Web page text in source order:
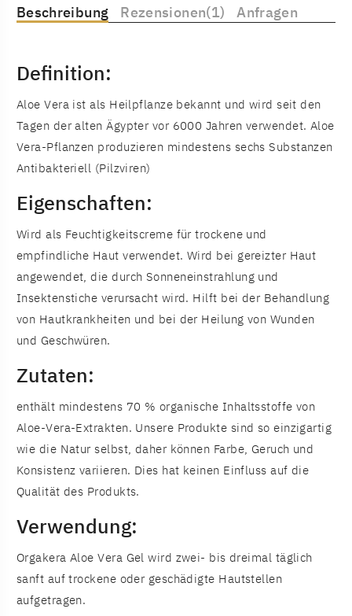
Beschreibung Rezensionen(1) Anfragen
Definition:
Aloe Vera ist als Heilpflanze bekannt und wird seit den
Tagen der alten Ägypter vor 6000 Jahren verwendet. Aloe
Vera-Pflanzen produzieren mindestens sechs Substanzen
Antibakteriell (Pilzviren)
Eigenschaften:
Wird als Feuchtigkeitscreme für trockene und
empfindliche Haut verwendet. Wird bei gereizter Haut
angewendet, die durch Sonneneinstrahlung und
Insektenstiche verursacht wird. Hilft bei der Behandlung
von Hautkrankheiten und bei der Heilung von Wunden
und Geschwüren.
Zutaten:
enthält mindestens 70 % organische Inhaltsstoffe von
Aloe-Vera-Extrakten. Unsere Produkte sind so einzigartig
wie die Natur selbst, daher können Farbe, Geruch und
Konsistenz variieren. Dies hat keinen Einfluss auf die
Qualität des Produkts.
Verwendung:
Orgakera Aloe Vera Gel wird zwei- bis dreimal täglich
sanft auf trockene oder geschädigte Hautstellen
aufgetragen.